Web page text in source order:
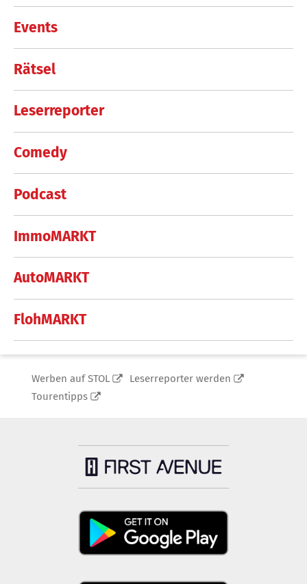
Events
Rätsel
Leserreporter
Comedy
Podcast
ImmoMARKT
AutoMARKT
FlohMARKT
Werben auf STOL
Leserreporter werden
Tourentipps